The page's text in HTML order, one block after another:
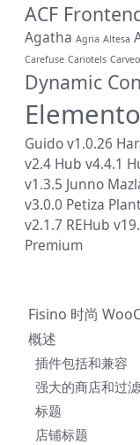
ACF
Agatha Agria Altesa
Carefuse Cariotels Carveo
Dynamic
Guido v1.0.26
v2.4 Hub v4.4.1
v1.3.5 Junno
v3.0.0 Petiza
v2.1.7 REHub
Premium
Fisino 时尚
概述
插件包括和兼容
强大的商店和过
标题
店铺标题